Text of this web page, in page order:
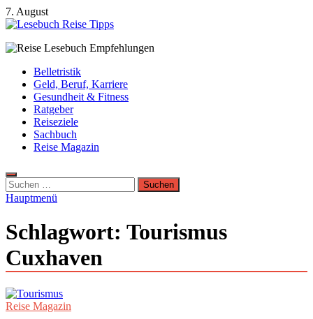
Zum
Inhalt
7. August
Lesebuch Reise Tipps
Belletristik
Geld, Beruf, Karriere
Gesundheit & Fitness
Ratgeber
Reiseziele
Sachbuch
Reise Magazin
Suchen
nach:
Hauptmenü
Schlagwort: Tourismus
Cuxhaven
Reise Magazin